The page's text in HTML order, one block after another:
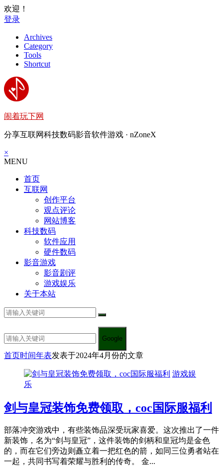
欢迎！
登录
Archives
Category
Tools
Shortcut
闹着玩下网
分享互联网科技数码影音软件游戏 · nZoneX
×
MENU
首页
互联网
创作平台
观点评论
网站博客
科技数码
软件应用
硬件数码
影音游戏
影音剧评
游戏娱乐
关于本站
Google
首页时间年表发表于2024年4月份的文章
游戏娱
乐
剑与皇冠装饰免费领取，coc国际服福利
部落冲突游戏中，有些装饰品深受玩家喜爱。这次推出了一件
新装饰，名为“剑与皇冠”，这件装饰的剑柄和皇冠均是金色
的，而在它们旁边则矗立着一把红色的箭，如同三位勇者站在
一起，共同书写着荣耀与胜利的传奇。 金...